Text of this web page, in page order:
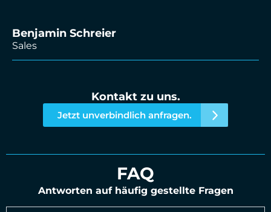
Benjamin Schreier
Sales
Kontakt zu uns.
Jetzt unverbindlich anfragen.
FAQ
Antworten auf häufig gestellte Fragen